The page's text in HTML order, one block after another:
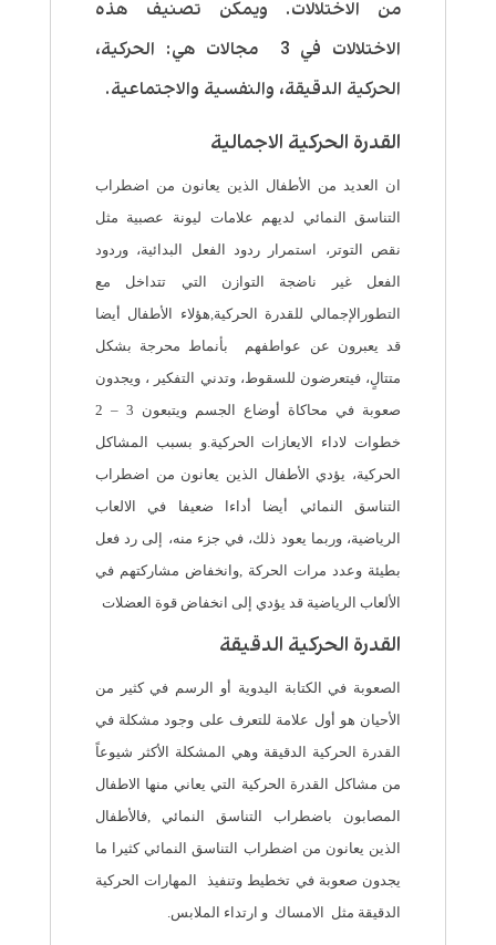
من الاختلالات. ويمكن تصنيف هذه
الاختلالات في 3 مجالات هي: الحركية،
الحركية الدقيقة، والنفسية والاجتماعية.
القدرة الحركية الاجمالية
ان العديد من الأطفال الذين يعانون من اضطراب
التناسق النمائي لديهم علامات ليونة عصبية مثل
نقص التوتر، استمرار ردود الفعل البدائية، وردود
الفعل غير ناضجة التوازن التي تتداخل مع
التطورالإجمالي للقدرة الحركية,هؤلاء الأطفال أيضا
قد يعبرون عن عواطفهم بأنماط محرجة بشكل
متتالٍ، فيتعرضون للسقوط، وتدني التفكير ، ويجدون
صعوبة في محاكاة أوضاع الجسم ويتبعون 3 – 2
خطوات لاداء الايعازات الحركية.و بسبب المشاكل
الحركية، يؤدي الأطفال الذين يعانون من اضطراب
التناسق النمائي أيضا أداءا ضعيفا في الالعاب
الرياضية، وربما يعود ذلك، في جزء منه، إلى رد فعل
بطيئة وعدد مرات الحركة ,وانخفاض مشاركتهم في
الألعاب الرياضية قد يؤدي إلى انخفاض قوة العضلات
القدرة الحركية الدقيقة
الصعوبة في الكتابة اليدوية أو الرسم في كثير من
الأحيان هو أول علامة للتعرف على وجود مشكلة في
القدرة الحركية الدقيقة وهي المشكلة الأكثر شيوعاً
من مشاكل القدرة الحركية التي يعاني منها الاطفال
المصابون باضطراب التناسق النمائي ,فالأطفال
الذين يعانون من اضطراب التناسق النمائي كثيرا ما
يجدون صعوبة في تخطيط وتنفيذ المهارات الحركية
الدقيقة مثل الامساك و ارتداء الملابس.